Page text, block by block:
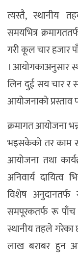
त्यस्तै, स्थानीय
समयभित्र
गरी कूल चार हजार
। आयोगकाअनुसार
लिन दुई सय चार र
आयोजनाको प्रस्ताव
क्रमागत आयोजना
भइसकेको तर काम
आयोजना तथा
अनिवार्य दायित्व
विशेष
समपूरकतर्फ रू पाँच
स्थानीय तहले
लाख बराबर हुन